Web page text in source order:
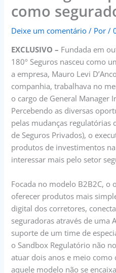
como
Deixe um comentário / Por/
EXCLUSIVO – Fundada em
180º Seguros nasceu como
a empresa, Mauro Levi
companhia, trabalhava no
o cargo de General Manager
Percebendo as diversas
pelas mudanças regulatórias
de Seguros Privados), o
produtos de investimentos
interessar mais pelo setor
Focada no modelo B2B2C, o
oferecer produtos mais
digital dos corretores,
seguradoras através de uma
suporte de um time de
o Sandbox Regulatório não
atuar dois anos e meio
aquele modelo não se